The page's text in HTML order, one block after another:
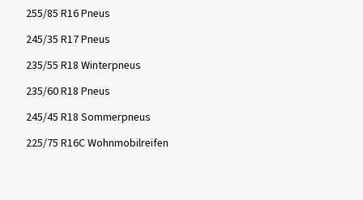
255/85 R16 Pneus
245/35 R17 Pneus
235/55 R18 Winterpneus
235/60 R18 Pneus
245/45 R18 Sommerpneus
225/75 R16C Wohnmobilreifen